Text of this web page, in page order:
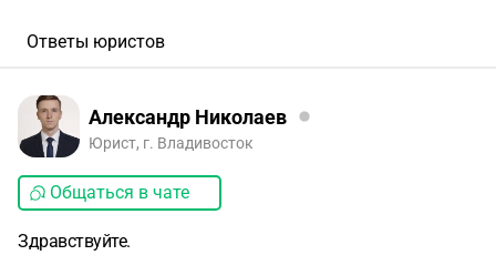
Ответы юристов
Александр Николаев
Юрист, г. Владивосток
Общаться в чате
Здравствуйте.